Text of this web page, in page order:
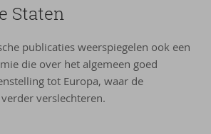
Sta­ten
publicaties weerspiegelen ook een
die over het algemeen goed
tot Europa, waar de
verslechteren.